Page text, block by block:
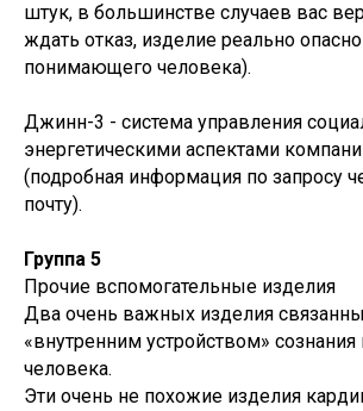
штук, в большинстве случаев вас
ждать отказ, изделие реально
понимающего человека).
Джинн-3 - система управления
энергетическими аспектами
(подробная информация по запросу
почту).
Группа 5
Прочие вспомогательные изделия
Два очень важных изделия
«внутренним устройством»
человека.
Эти очень не похожие изделия